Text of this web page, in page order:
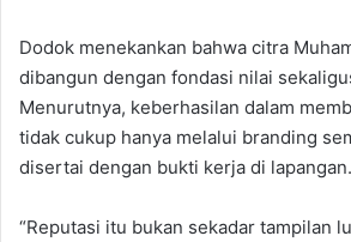
Dodok menekankan bahwa citra
dibangun dengan fondasi nilai
Menurutnya, keberhasilan dalam
tidak cukup hanya melalui branding
disertai dengan bukti kerja di lapangan.
“Reputasi itu bukan sekadar tampilan